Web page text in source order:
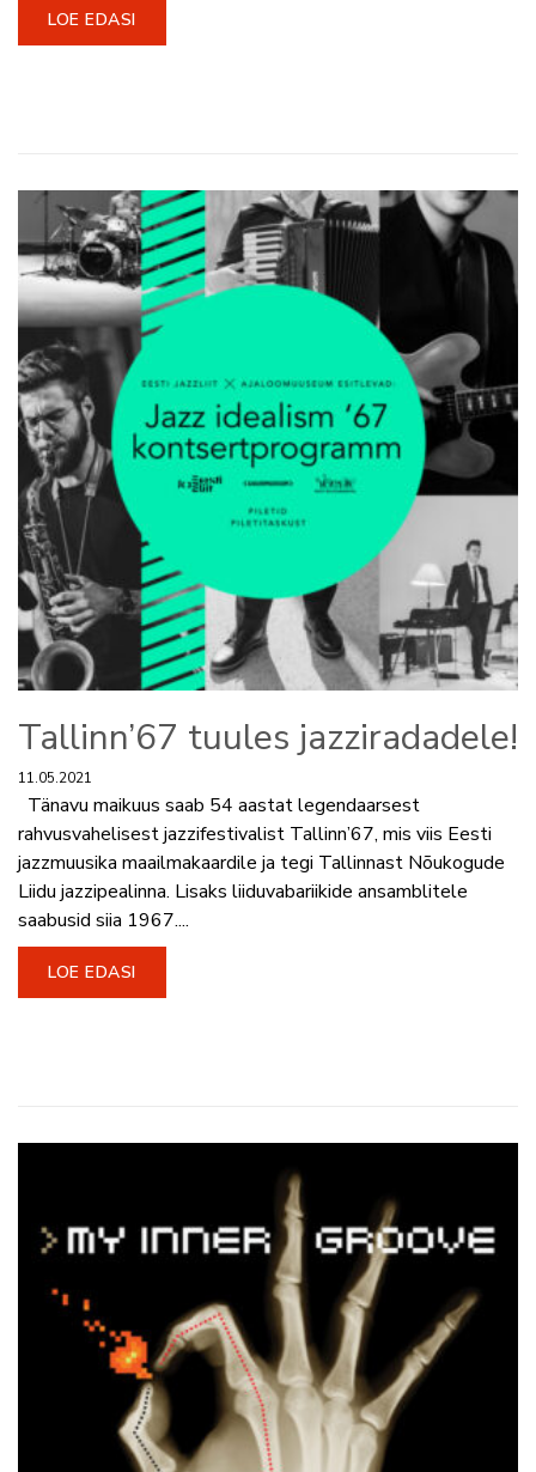
LOE EDASI
Tallinn’67 tuules jazziradadele!
11.05.2021
Tänavu maikuus saab 54 aastat legendaarsest
rahvusvahelisest jazzifestivalist Tallinn’67, mis viis Eesti
jazzmuusika maailmakaardile ja tegi Tallinnast Nõukogude
Liidu jazzipealinna. Lisaks liiduvabariikide ansamblitele
saabusid siia 1967....
LOE EDASI